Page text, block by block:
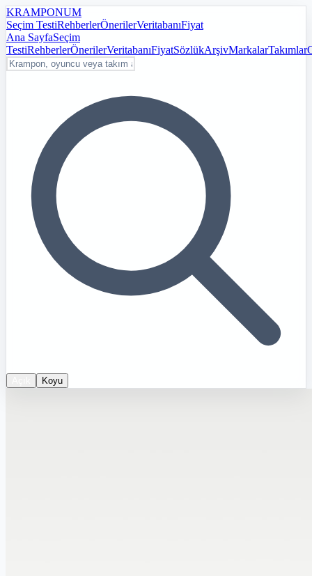
KRAMPONUM
Seçim TestiRehberlerÖnerilerVeritabanıFiyat
Ana SayfaSeçim
TestiRehberlerÖnerilerVeritabanıFiyatSözlükArşivMarkalarTakımlar
Koyu